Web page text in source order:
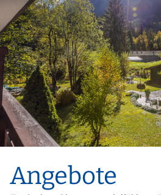
Angebote